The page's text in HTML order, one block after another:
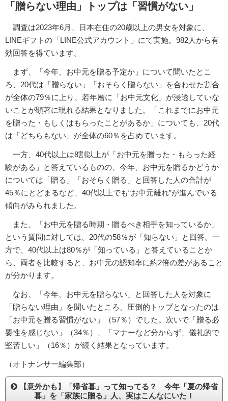
「贈らない理由」トップは「習慣がない」
調査は2023年6月、日本在住の20歳以上の男女を対象に、
LINEギフトの「LINE公式アカウント」にて実施。982人から有
効回答を得ています。
まず、「今年、お中元を贈る予定か」について聞いたとこ
ろ、20代は「贈らない」「おそらく贈らない」を合わせた割合
が全体の79％に上り、若年層に「お中元文化」が浸透していな
いことが顕著に現れる結果となりました。「これまでにお中元
を贈った・もしくはもらったことがあるか」についても、20代
は「どちらもない」が全体の60％を占めています。
一方、40代以上は8割以上が「お中元を贈った・もらった経
験がある」と答えているものの、今年、お中元を贈るかどうか
については「贈る」「おそらく贈る」と回答した人の合計が
45％にとどまるなど、40代以上でも“お中元離れ”が進んでいる
傾向がみられました。
また、「お中元を贈る時期・贈るべき相手を知っているか」
という質問に対しては、20代の58％が「知らない」と回答。一
方で、40代以上は80％が「知っている」と答えていることか
ら、両者を比較すると、お中元の認知率に約2倍の差があること
が分かります。
なお、「今年、お中元を贈らない」と回答した人を対象に
「贈らない理由」を聞いたところ、圧倒的トップとなったのは
「お中元を贈る習慣がない」（57％）でした。次いで「贈る必
要性を感じない」（34％）、「マナーなど分からず、儀礼的で
堅苦しい」（16％）が続く結果となっています。
（オトナンサー編集部）
【意外かも】「帰省暮」って知ってる？ 今年「夏の帰省
暮」を「家族に贈る」人、実はこんなにいた！